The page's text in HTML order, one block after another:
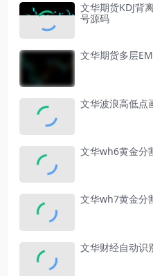
文华期货KDJ背
号源码
文华期货多层
文华波浪高低点
文华wh6黄金分
文华wh7黄金分
文华财经自动识